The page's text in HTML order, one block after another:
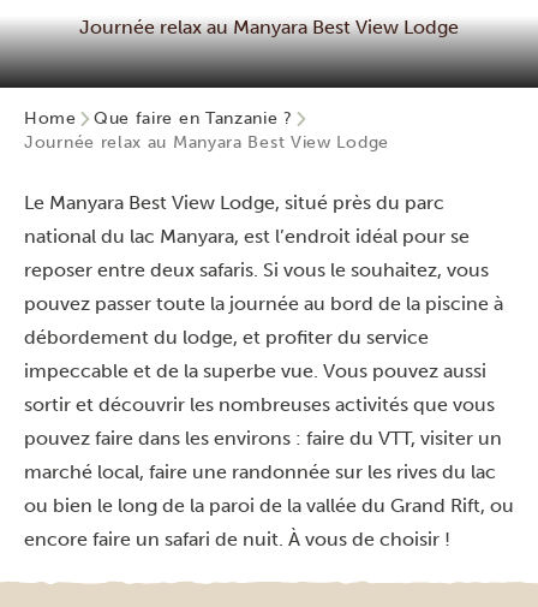
Journée relax au Manyara Best View Lodge
Home
Que faire en Tanzanie ?
Journée relax au Manyara Best View Lodge
Le Manyara Best View Lodge, situé près du parc
national du lac Manyara, est l’endroit idéal pour se
reposer entre deux safaris. Si vous le souhaitez, vous
pouvez passer toute la journée au bord de la piscine à
débordement du lodge, et profiter du service
impeccable et de la superbe vue. Vous pouvez aussi
sortir et découvrir les nombreuses activités que vous
pouvez faire dans les environs : faire du VTT, visiter un
marché local, faire une randonnée sur les rives du lac
ou bien le long de la paroi de la vallée du Grand Rift, ou
encore faire un safari de nuit. À vous de choisir !